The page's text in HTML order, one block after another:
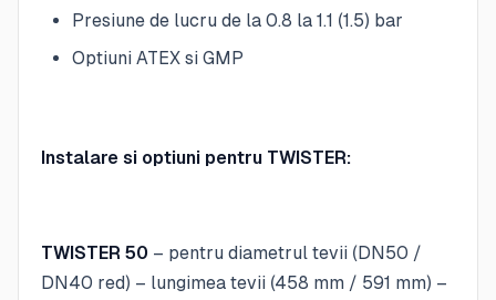
Presiune de lucru de la 0.8 la 1.1 (1.5) bar
Optiuni ATEX si GMP
Instalare si optiuni pentru TWISTER:
TWISTER 50 – pentru diametrul tevii (DN50 /
DN40 red) – lungimea tevii (458 mm / 591 mm) –